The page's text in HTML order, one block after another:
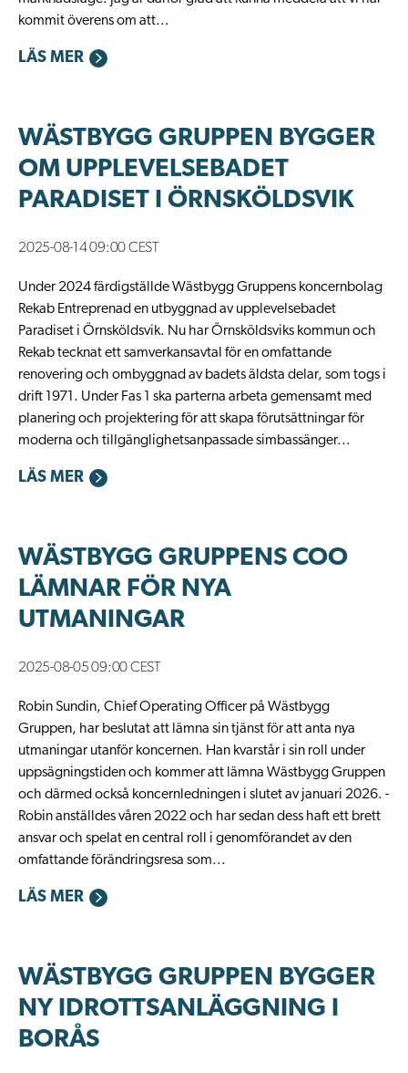
kommit överens om att...
LÄS MER
WÄSTBYGG GRUPPEN BYGGER
OM UPPLEVELSEBADET
PARADISET I ÖRNSKÖLDSVIK
2025-08-14 09:00 CEST
Under 2024 färdigställde Wästbygg Gruppens koncernbolag
Rekab Entreprenad en utbyggnad av upplevelsebadet
Paradiset i Örnsköldsvik. Nu har Örnsköldsviks kommun och
Rekab tecknat ett samverkansavtal för en omfattande
renovering och ombyggnad av badets äldsta delar, som togs i
drift 1971. Under Fas 1 ska parterna arbeta gemensamt med
planering och projektering för att skapa förutsättningar för
moderna och tillgänglighetsanpassade simbassänger...
LÄS MER
WÄSTBYGG GRUPPENS COO
LÄMNAR FÖR NYA
UTMANINGAR
2025-08-05 09:00 CEST
Robin Sundin, Chief Operating Officer på Wästbygg
Gruppen, har beslutat att lämna sin tjänst för att anta nya
utmaningar utanför koncernen. Han kvarstår i sin roll under
uppsägningstiden och kommer att lämna Wästbygg Gruppen
och därmed också koncernledningen i slutet av januari 2026. -
Robin anställdes våren 2022 och har sedan dess haft ett brett
ansvar och spelat en central roll i genomförandet av den
omfattande förändringsresa som...
LÄS MER
WÄSTBYGG GRUPPEN BYGGER
NY IDROTTSANLÄGGNING I
BORÅS